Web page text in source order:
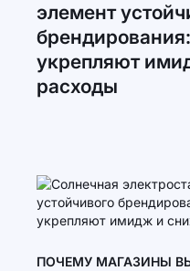
элемент
укрепляют
расходы
ПОЧЕМУ МАГАЗИНЫ